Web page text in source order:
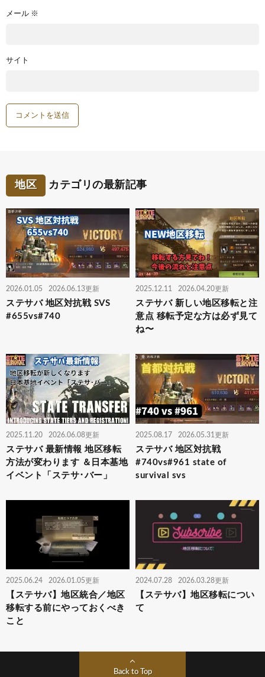
メール ※
サイト
地区 カテゴリの最新記事
2026.01.05 2026.06.13更新
ステサバ 地区対抗戦 SVS
#655vs#740
2025.12.11 2026.04.20更新
ステサバ 新しい地区移転と注
意点 移転予定な方は必ず見て
ね〜
2025.11.20 2026.06.08更新
ステサバ 最新情報 地区移転
方法が変わります ＆日本基地
イベント「ステサ･バー」
2025.08.17 2026.05.31更新
ステサバ 地区対抗戦
#740vs#961 state of
survival svs
2025.06.24 2026.01.05更新
【ステサバ】地区統合／地区
移転する前にやっておくべき
こと
2024.07.28 2026.03.28更新
【ステサバ】地区移転につい
て
Back to Top